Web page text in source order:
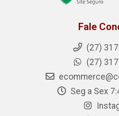
Fale
(27)
(27)
Seg a Sex